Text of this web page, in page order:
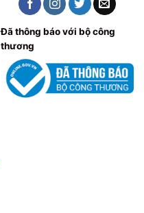
Đã thông báo với bộ công
thương